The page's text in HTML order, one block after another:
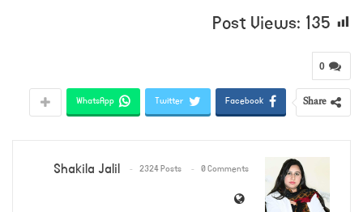
Post Views: 135
0
Share
Facebook
Twitter
WhatsApp
Shakila Jalil 2324 Posts 0 Comments